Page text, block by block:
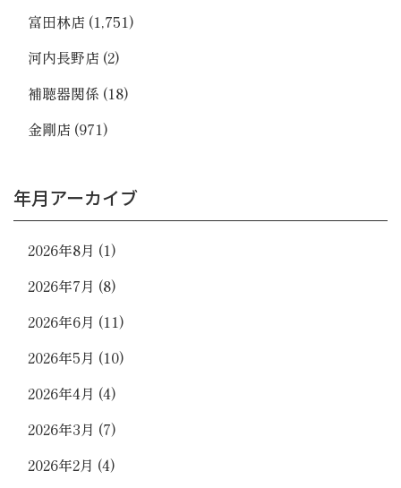
富田林店 (1,751)
河内長野店 (2)
補聴器関係 (18)
金剛店 (971)
年月アーカイブ
2026年8月 (1)
2026年7月 (8)
2026年6月 (11)
2026年5月 (10)
2026年4月 (4)
2026年3月 (7)
2026年2月 (4)